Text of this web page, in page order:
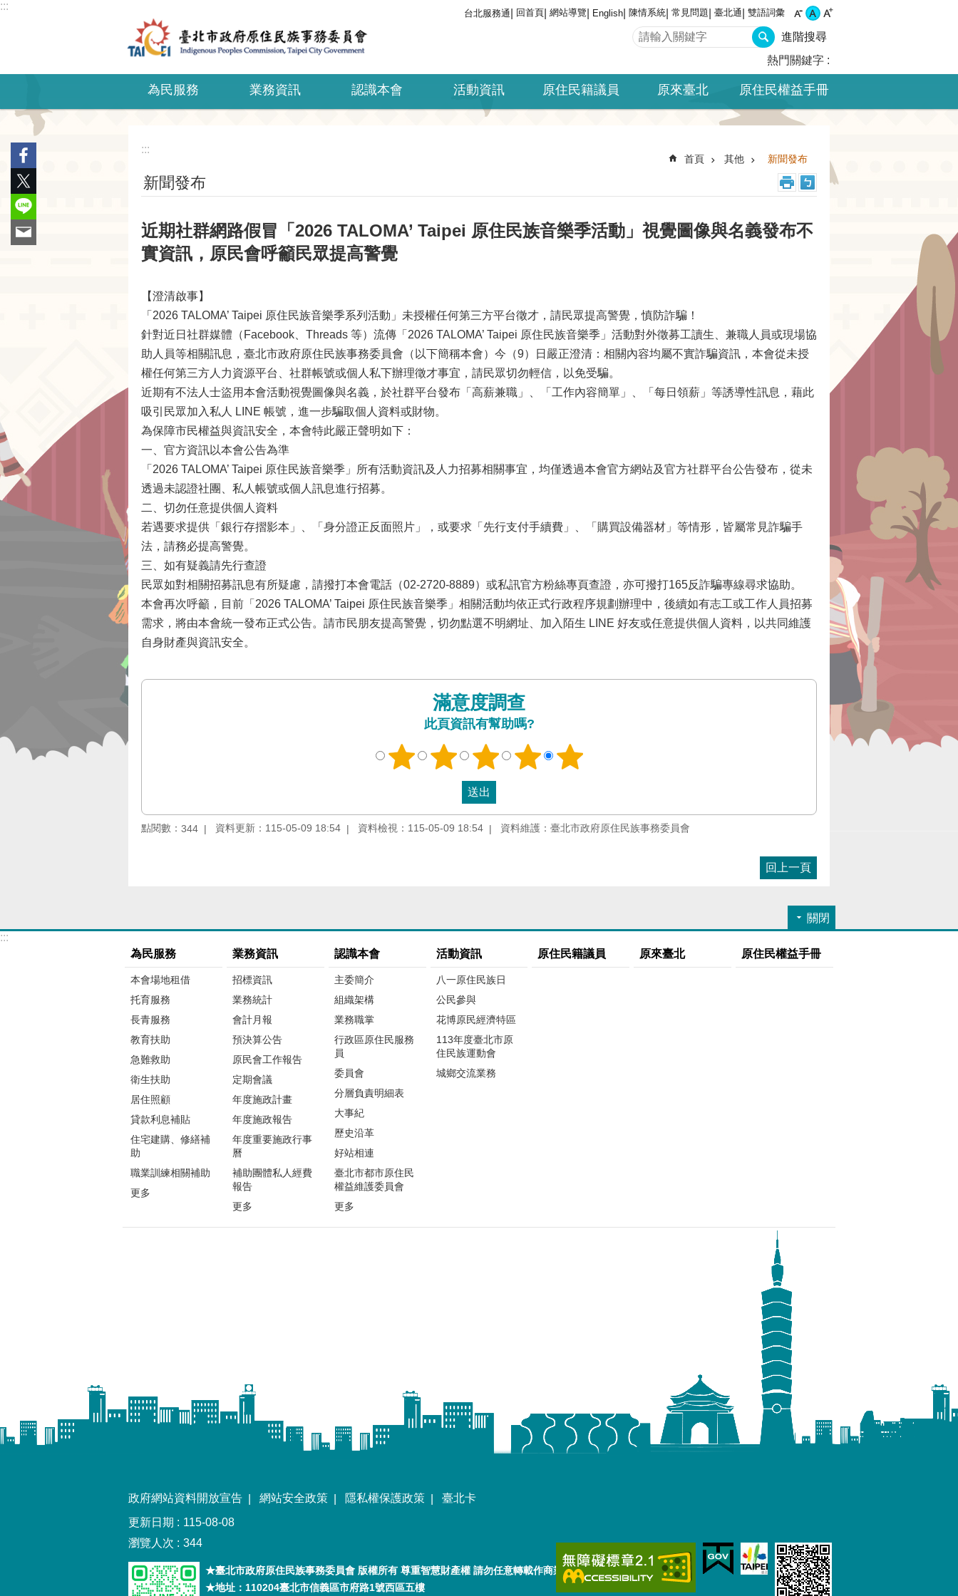
跳到主要內容區塊
:::
台北服務通 回首頁 網站導覽 English 陳情系統 常見問題 臺北通 雙語詞彙
進階搜尋
熱門關鍵字
為民服務 業務資訊 認識本會 活動資訊 原住民籍議員 原來臺北 原住民權益手冊
:::
首頁 其他 新聞發布
新聞發布
近期社群網路假冒「2026 TALOMA’ Taipei 原住民族音樂季活動」視覺圖像與名義發布不
實資訊，原民會呼籲民眾提高警覺
【澄清啟事】
「2026 TALOMA’ Taipei 原住民族音樂季系列活動」未授權任何第三方平台徵才，請民眾提高警覺，慎防詐騙！
針對近日社群媒體（Facebook、Threads 等）流傳「2026 TALOMA’ Taipei 原住民族音樂季」活動對外徵募工讀生、兼職人員或現場協
助人員等相關訊息，臺北市政府原住民族事務委員會（以下簡稱本會）今（9）日嚴正澄清：相關內容均屬不實詐騙資訊，本會從未授
權任何第三方人力資源平台、社群帳號或個人私下辦理徵才事宜，請民眾切勿輕信，以免受騙。
近期有不法人士盜用本會活動視覺圖像與名義，於社群平台發布「高薪兼職」、「工作內容簡單」、「每日領薪」等誘導性訊息，藉此
吸引民眾加入私人 LINE 帳號，進一步騙取個人資料或財物。
為保障市民權益與資訊安全，本會特此嚴正聲明如下：
一、官方資訊以本會公告為準
「2026 TALOMA’ Taipei 原住民族音樂季」所有活動資訊及人力招募相關事宜，均僅透過本會官方網站及官方社群平台公告發布，從未
透過未認證社團、私人帳號或個人訊息進行招募。
二、切勿任意提供個人資料
若遇要求提供「銀行存摺影本」、「身分證正反面照片」，或要求「先行支付手續費」、「購買設備器材」等情形，皆屬常見詐騙手
法，請務必提高警覺。
三、如有疑義請先行查證
民眾如對相關招募訊息有所疑慮，請撥打本會電話（02-2720-8889）或私訊官方粉絲專頁查證，亦可撥打165反詐騙專線尋求協助。
本會再次呼籲，目前「2026 TALOMA’ Taipei 原住民族音樂季」相關活動均依正式行政程序規劃辦理中，後續如有志工或工作人員招募
需求，將由本會統一發布正式公告。請市民朋友提高警覺，切勿點選不明網址、加入陌生 LINE 好友或任意提供個人資料，以共同維護
自身財產與資訊安全。
滿意度調查
此頁資訊有幫助嗎?
點閱數： 344 資料更新：115-05-09 18:54 資料檢視：115-05-09 18:54 資料維護：臺北市政府原住民族事務委員會
回上一頁
關閉
:::
為民服務
本會場地租借
托育服務
長青服務
教育扶助
急難救助
衛生扶助
居住照顧
貸款利息補貼
住宅建購、修繕補
助
職業訓練相關補助
更多
業務資訊
招標資訊
業務統計
會計月報
預決算公告
原民會工作報告
定期會議
年度施政計畫
年度施政報告
年度重要施政行事
曆
補助團體私人經費
報告
更多
認識本會
主委簡介
組織架構
業務職掌
行政區原住民服務
員
委員會
分層負責明細表
大事紀
歷史沿革
好站相連
臺北市都市原住民
權益維護委員會
更多
活動資訊
八一原住民族日
公民參與
花博原民經濟特區
113年度臺北市原
住民族運動會
城鄉交流業務
原住民籍議員 原來臺北 原住民權益手冊
政府網站資料開放宣告 網站安全政策 隱私權保護政策
臺北卡
更新日期
115-08-08
瀏覽人次
344
★臺北市政府原住民族事務委員會 版權所有 尊重智慧財產權 請勿任意轉載作商業用途
★地址：110204臺北市信義區市府路1號西區五樓